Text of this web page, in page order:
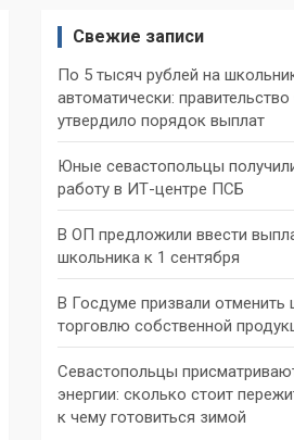
Свежие записи
По 5 тысяч рублей на
автоматически:
утвердило порядок выплат
Юные севастопольцы
работу в ИТ-центре ПСБ
В ОП предложили ввести
школьника к 1 сентября
В Госдуме призвали
торговлю собственной
Севастопольцы
энергии: сколько стоит
к чему готовиться зимой